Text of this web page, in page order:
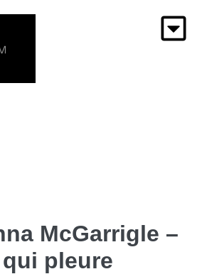
McGarrigle –
pleure